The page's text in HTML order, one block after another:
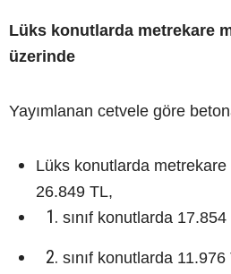
Lüks konutlarda metrekare
üzerinde
Yayımlanan cetvele göre
Lüks konutlarda
26.849 TL,
sınıf konutlarda 17.854
sınıf konutlarda 11.976